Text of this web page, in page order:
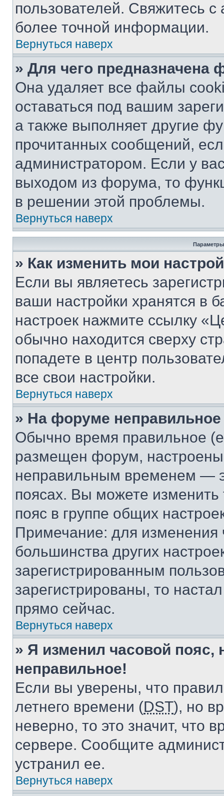
пользователей. Свяжитесь
более точной информации.
Вернуться наверх
» Для чего предназначена
Она удаляет все файлы
оставаться под вашим
а также выполняет другие
прочитанных сообщений,
администратором. Если у
выходом из форума, то
в решении этой проблемы.
Вернуться наверх
Параметры
» Как изменить мои
Если вы являетесь
ваши настройки хранятся в
настроек нажмите ссылку
обычно находится сверху
попадете в центр
все свои настройки.
Вернуться наверх
» На форуме
Обычно время правильное
размещен форум, настроены
неправильным временем —
поясах. Вы можете изменить
пояс в группе общих
Примечание: для изменения
большинства других
зарегистрированным
зарегистрированы, то
прямо сейчас.
Вернуться наверх
» Я изменил часовой пояс,
неправильное!
Если вы уверены, что
летнего времени (DST), но
неверно, то это значит, что
сервере. Сообщите
устранил ее.
Вернуться наверх